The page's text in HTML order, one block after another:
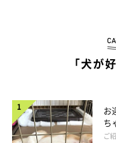
「犬が
お
ち
コ
ご